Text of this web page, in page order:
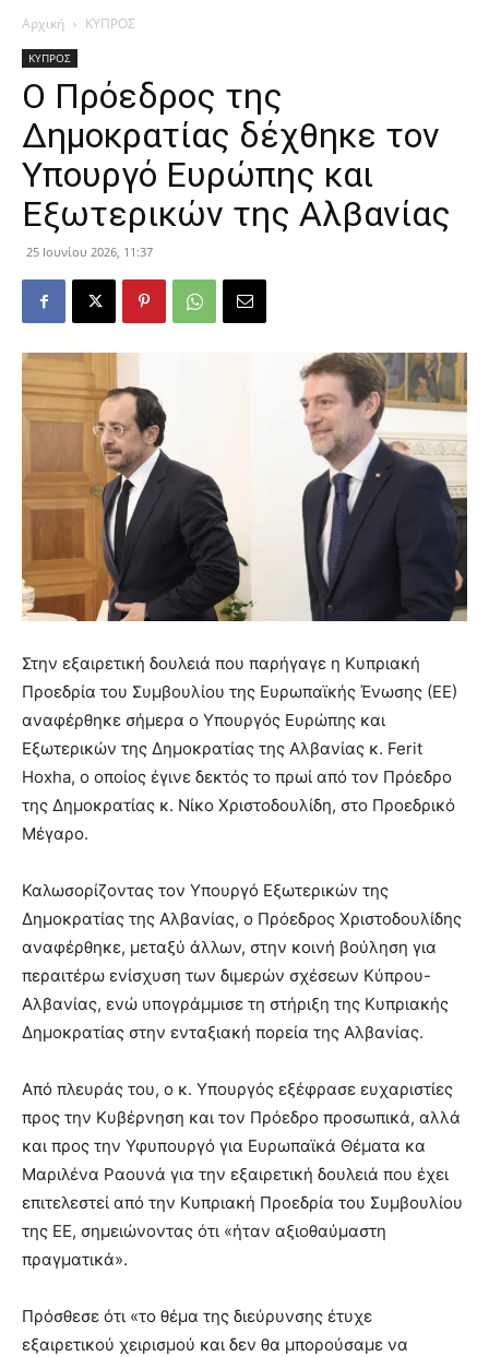
Αρχική ΚΥΠΡΟΣ
ΚΥΠΡΟΣ
Ο Πρόεδρος της
Δημοκρατίας δέχθηκε τον
Υπουργό Ευρώπης και
Εξωτερικών της Αλβανίας
25 Ιουνίου 2026, 11:37
Στην εξαιρετική δουλειά που παρήγαγε η Κυπριακή
Προεδρία του Συμβουλίου της Ευρωπαϊκής Ένωσης (ΕΕ)
αναφέρθηκε σήμερα ο Υπουργός Ευρώπης και
Εξωτερικών της Δημοκρατίας της Αλβανίας κ. Ferit
Hoxha, ο οποίος έγινε δεκτός το πρωί από τον Πρόεδρο
της Δημοκρατίας κ. Νίκο Χριστοδουλίδη, στο Προεδρικό
Μέγαρο.
Καλωσορίζοντας τον Υπουργό Εξωτερικών της
Δημοκρατίας της Αλβανίας, ο Πρόεδρος Χριστοδουλίδης
αναφέρθηκε, μεταξύ άλλων, στην κοινή βούληση για
περαιτέρω ενίσχυση των διμερών σχέσεων Κύπρου-
Αλβανίας, ενώ υπογράμμισε τη στήριξη της Κυπριακής
Δημοκρατίας στην ενταξιακή πορεία της Αλβανίας.
Από πλευράς του, ο κ. Υπουργός εξέφρασε ευχαριστίες
προς την Κυβέρνηση και τον Πρόεδρο προσωπικά, αλλά
και προς την Υφυπουργό για Ευρωπαϊκά Θέματα κα
Μαριλένα Ραουνά για την εξαιρετική δουλειά που έχει
επιτελεστεί από την Κυπριακή Προεδρία του Συμβουλίου
της ΕΕ, σημειώνοντας ότι «ήταν αξιοθαύμαστη
πραγματικά».
Πρόσθεσε ότι «το θέμα της διεύρυνσης έτυχε
εξαιρετικού χειρισμού και δεν θα μπορούσαμε να